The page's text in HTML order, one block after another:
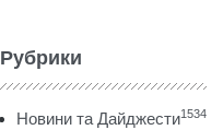
Рубрики
Новини та Дайджести1534